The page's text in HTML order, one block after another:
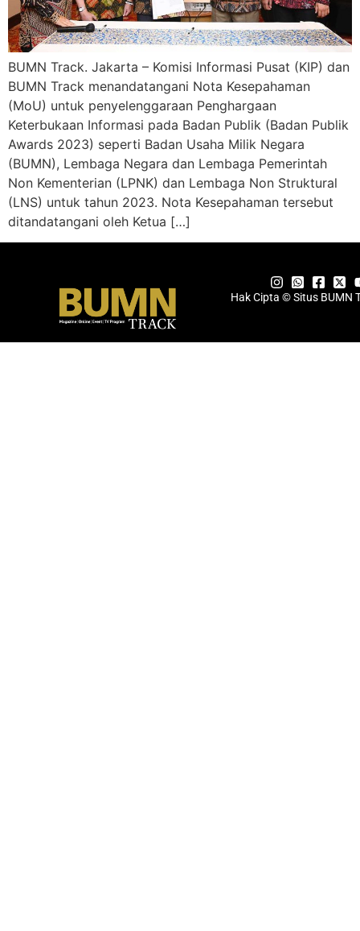
BUMN Track. Jakarta – Komisi Informasi Pusat (KIP) dan
BUMN Track menandatangani Nota Kesepahaman
(MoU) untuk penyelenggaraan Penghargaan
Keterbukaan Informasi pada Badan Publik (Badan Publik
Awards 2023) seperti Badan Usaha Milik Negara
(BUMN), Lembaga Negara dan Lembaga Pemerintah
Non Kementerian (LPNK) dan Lembaga Non Struktural
(LNS) untuk tahun 2023. Nota Kesepahaman tersebut
ditandatangani oleh Ketua […]
Hak Cipta © Situs BUMN